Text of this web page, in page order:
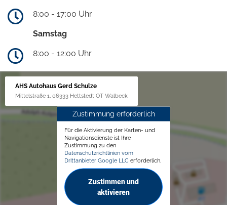
8:00 - 17:00 Uhr
Samstag
8:00 - 12:00 Uhr
AHS Autohaus Gerd Schulze
Mittelstraße 1, 06333 Hettstedt OT Walbeck
Zustimmung erforderlich
Für die Aktivierung der Karten- und
Navigationsdienste ist Ihre
Zustimmung zu den
Datenschutzrichtlinien vom
Drittanbieter Google LLC erforderlich.
Zustimmen und
aktivieren